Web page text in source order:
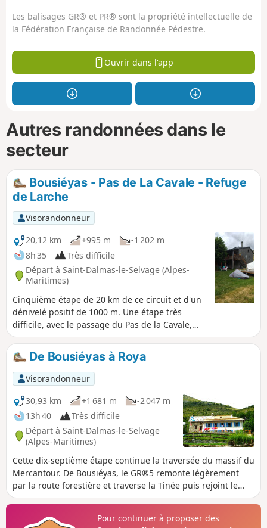
Les balisages GR® et PR® sont la propriété intellectuelle de
la Fédération Française de Randonnée Pédestre.
Ouvrir dans l'app
Autres randonnées dans le
secteur
Bousiéyas - Pas de La Cavale - Refuge
de Larche
Visorandonneur
20,12 km
+995 m
-1 202 m
8h 35
Très difficile
Départ à Saint-Dalmas-le-Selvage (Alpes-
Maritimes)
Cinquième étape de 20 km de ce circuit et d'un
dénivelé positif de 1000 m. Une étape très
difficile, avec le passage du Pas de la Cavale,
très minéral et technique qui vous demandera
un effort physique important et la plus grande
attention. Vous découvrirez à nouveau des
vestiges de notre histoire, le Camp des
Fourches, les blockhaus du col éponyme, ainsi
que ceux du Mont des Fourches, (petite variante
sur le circuit). En plus des panoramas
époustouflants, vous aurez surement la chance
de croiser des chamois et / ou des bouquetins.
Lors de la descente du Pas de la Cavale le GR®
passe le long de deux magnifiques lacs
d'altitude, le Lac de derrière la Croix et celui du
Lauzanier.
De Bousiéyas à Roya
Visorandonneur
30,93 km
+1 681 m
-2 047 m
13h 40
Très difficile
Départ à Saint-Dalmas-le-Selvage
(Alpes-Maritimes)
Cette dix-septième étape continue la traversée du massif du
Mercantour. De Bousiéyas, le GR®5 remonte légèrement
par la route forestière et traverse la Tinée puis rejoint le
petit lac de Lauzarouotte. Le chemin traverse ensuite le
lacets, il plonge droit dans le Vallon de la Combe et, à flanc
Pour continuer à proposer des